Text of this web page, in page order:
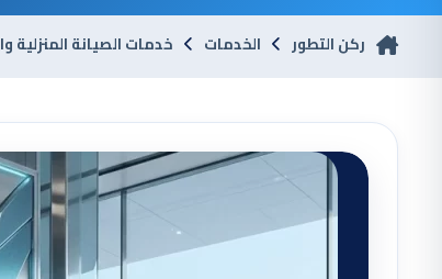
ركن التطور الخدمات خدمات الصيانة المنزلية